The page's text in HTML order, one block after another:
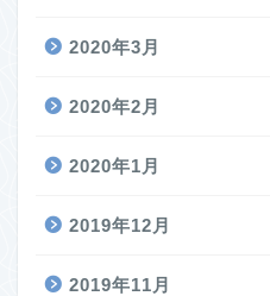
2020年3月
2020年2月
2020年1月
2019年12月
2019年11月